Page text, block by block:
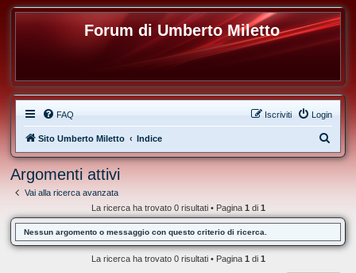
Forum di Umberto Miletto
FAQ Login
Iscriviti
Sito Umberto Miletto Indice
e
a
Argomenti attivi
Vai alla ricerca avanzata
La ricerca ha trovato 0 risultati • Pagina 1 di 1
Nessun argomento o messaggio con questo criterio di ricerca.
La ricerca ha trovato 0 risultati • Pagina 1 di 1